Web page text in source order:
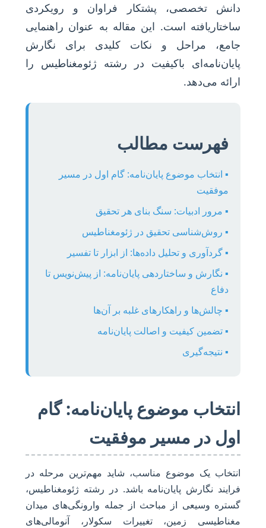
دانش تخصصی، پشتکار فراوان و رویکردی
ساختاریافته است. این مقاله به عنوان راهنمایی
جامع، مراحل و نکات کلیدی برای نگارش
پایان‌نامه‌ای باکیفیت در رشته ژئومغناطیس را
ارائه می‌دهد.
فهرست مطالب
▪️ انتخاب موضوع پایان‌نامه: گام اول در مسیر
موفقیت
▪️ مرور ادبیات: سنگ بنای هر تحقیق
▪️ روش‌شناسی تحقیق در ژئومغناطیس
▪️ گردآوری و تحلیل داده‌ها: از ابزار تا تفسیر
▪️ نگارش و ساختاردهی پایان‌نامه: از پیش‌نویس تا
دفاع
▪️ چالش‌ها و راهکارهای غلبه بر آن‌ها
▪️ تضمین کیفیت و اصالت پایان‌نامه
▪️ نتیجه‌گیری
انتخاب موضوع پایان‌نامه: گام
اول در مسیر موفقیت
انتخاب یک موضوع مناسب، شاید مهم‌ترین مرحله در
فرایند نگارش پایان‌نامه باشد. در رشته ژئومغناطیس،
گستره وسیعی از مباحث از جمله وارونگی‌های میدان
مغناطیسی زمین، تغییرات سکولار، آنومالی‌های